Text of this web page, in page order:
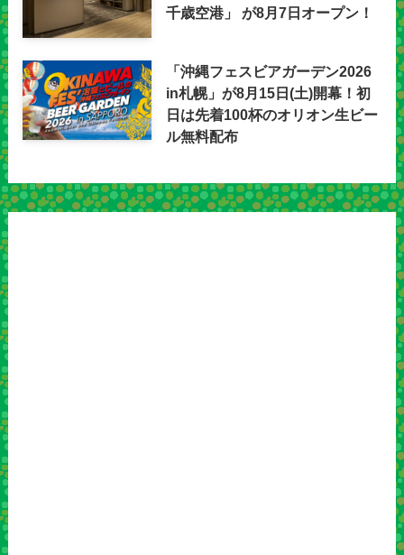
千歳空港」 が8月7日オープン！
「沖縄フェスビアガーデン2026
in札幌」が8月15日(土)開幕！初
日は先着100杯のオリオン生ビー
ル無料配布